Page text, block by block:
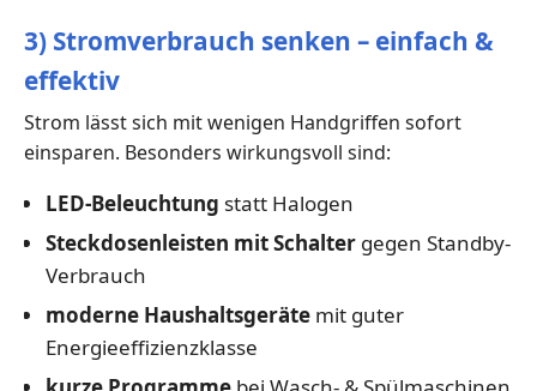
3) Stromverbrauch senken – einfach &
effektiv
Strom lässt sich mit wenigen Handgriffen sofort
einsparen. Besonders wirkungsvoll sind:
LED-Beleuchtung statt Halogen
Steckdosenleisten mit Schaltergegen Standby-
Verbrauch
moderne Haushaltsgerätemit guter
Energieeffizienzklasse